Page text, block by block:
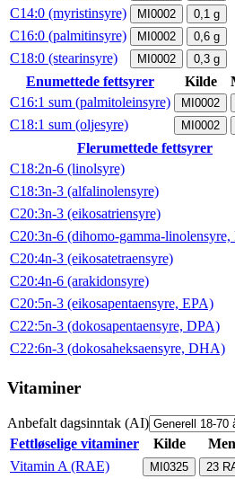
C14:0 (myristinsyre) MI0002 0,1 g
C16:0 (palmitinsyre) MI0002 0,6 g
C18:0 (stearinsyre) MI0002 0,3 g
Enumettede fettsyrer Kilde
C16:1 sum (palmitoleinsyre)
MI0002
C18:1 sum (oljesyre) MI0002
Flerumettede fettsyrer
C18:2n-6 (linolsyre)
C18:3n-3 (alfalinolensyre)
C20:3n-3 (eikosatriensyre)
C20:3n-6 (dihomo-gamma-
C20:4n-3 (eikosatetraensyre)
C20:4n-6 (arakidonsyre)
C20:5n-3 (eikosapentaensyre, EPA)
C22:5n-3 (dokosapentaensyre, DPA)
C22:6n-3 (dokosaheksaensyre, DHA)
Vitaminer
Anbefalt dagsinntak (AI)
Fettløselige vitaminer
Kilde
Vitamin A (RAE) MI0325 23